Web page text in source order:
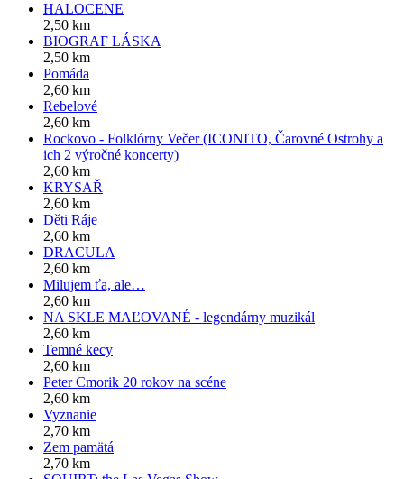
HALOCENE
2,50 km
BIOGRAF LÁSKA
2,50 km
Pomáda
2,60 km
Rebelové
2,60 km
Rockovo - Folklórny Večer (ICONITO, Čarovné Ostrohy a
ich 2 výročné koncerty)
2,60 km
KRYSAŘ
2,60 km
Děti Ráje
2,60 km
DRACULA
2,60 km
Milujem ťa, ale…
2,60 km
NA SKLE MAĽOVANÉ - legendárny muzikál
2,60 km
Temné kecy
2,60 km
Peter Cmorik 20 rokov na scéne
2,60 km
Vyznanie
2,70 km
Zem pamätá
2,70 km